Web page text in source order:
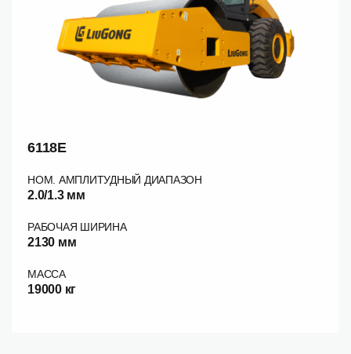
6118E
НОМ. АМПЛИТУДНЫЙ ДИАПАЗОН
2.0/1.3 мм
РАБОЧАЯ ШИРИНА
2130 мм
МАССА
19000 кг